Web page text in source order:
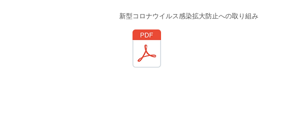
新型コロナウイルス感染拡大防止への取り組み